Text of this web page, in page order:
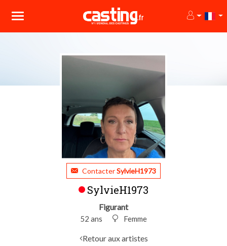
ContacterSylvieH1973
SylvieH1973
Figurant
52 ans Femme
Retour aux artistes